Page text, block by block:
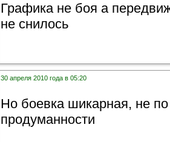
Графика не боя а
не снилось
30 апреля 2010 года в 05:20
Но боевка шикарная, не
продуманности